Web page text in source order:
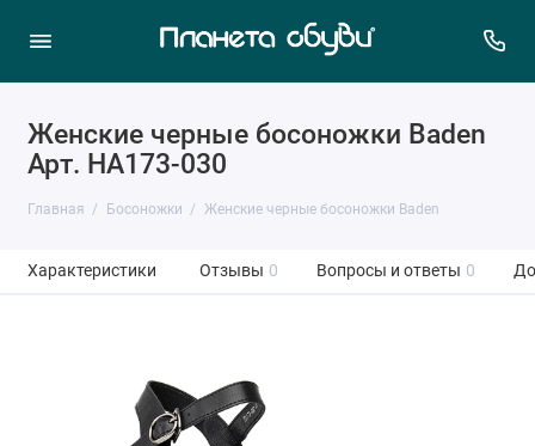
Женские черные босоножки Baden
Арт. HA173-030
Главная Босоножки Женские черные босоножки Baden
Характеристики Отзывы 0 Вопросы и ответы 0